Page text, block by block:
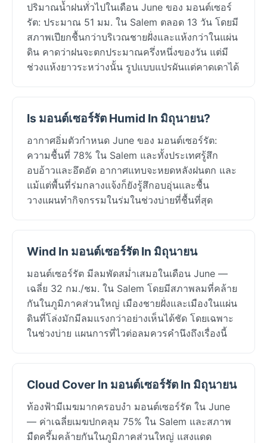
ปริมาณน้ำฝนทั่วไปในเดือน June ของ มอนต์เซอร์
รัต: ประมาณ 51 มม. ใน Salem ตลอด 13 วัน โดยมี
สภาพเปียกชื้นกว่าบริเวณชายฝั่งและแห้งกว่าในแผ่น
ดิน คาดว่าฝนจะตกประมาณครึ่งหนึ่งของวัน แต่มี
ช่วงแห้งยาวระหว่างนั้น รูปแบบแปรผันแต่คาดเดาได้
Is มอนต์เซอร์รัต Humid In มิถุนายน?
อากาศอิ่มตัวกำหนด June ของ มอนต์เซอร์รัต:
ความชื้นที่ 78% ใน Salem และทั้งประเทศรู้สึก
อบอ้าวและอึดอัด อากาศแทบจะหยดหลังฝนตก และ
แม้แต่พื้นที่ร่มกลางแจ้งก็ยังรู้สึกอบอุ่นและชื้น
วางแผนทำกิจกรรมในร่มในช่วงบ่ายที่ชื้นที่สุด
Wind In มอนต์เซอร์รัต In มิถุนายน
มอนต์เซอร์รัต มีลมพัดสม่ำเสมอในเดือน June —
เฉลี่ย 32 กม./ชม. ใน Salem โดยมีสภาพลมที่คล้าย
กันในภูมิภาคส่วนใหญ่ เมืองชายฝั่งและเมืองในแผ่น
ดินที่โล่งมักมีลมแรงกว่าอย่างเห็นได้ชัด โดยเฉพาะ
ในช่วงบ่าย แผนการที่ไวต่อลมควรคำนึงถึงเรื่องนี้
Cloud Cover In มอนต์เซอร์รัต In มิถุนายน
ท้องฟ้ามีเมฆมากครอบงำ มอนต์เซอร์รัต ใน June
— ค่าเฉลี่ยเมฆปกคลุม 75% ใน Salem และสภาพ
มืดครึ้มคล้ายกันในภูมิภาคส่วนใหญ่ แสงแดด